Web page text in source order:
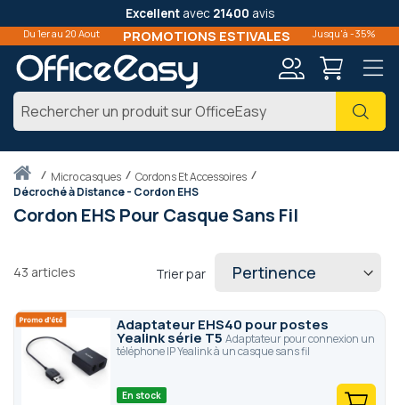
Excellentavec 21400 avis
Du 1er au 20 Aout PROMOTIONS ESTIVALES Jusqu'à -35%
Accueilmicro casques
Cordons Et Accessoires
Décroché à Distance - Cordon EHS
Cordon EHS Pour Casque Sans Fil
43 articles Trier par
Adaptateur EHS40 pour postes
Yealink série T5 Adaptateur pour connexion un
téléphone IP Yealink à un casque sans fil
En stock